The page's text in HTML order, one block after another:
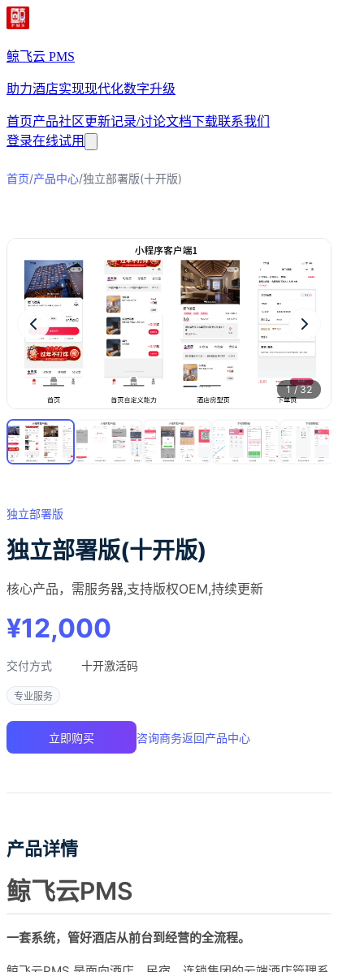
鲸飞云 PMS
助力酒店实现现代化数字升级
首页产品社区更新记录/讨论文档下载联系我们
登录在线试用
首页/产品中心/独立部署版(十开版)
1/ 32
独立部署版
独立部署版(十开版)
核心产品，需服务器,支持版权OEM,持续更新
¥12,000
交付方式 十开激活码
专业服务
立即购买 咨询商务返回产品中心
产品详情
鲸飞云PMS
一套系统，管好酒店从前台到经营的全流程。